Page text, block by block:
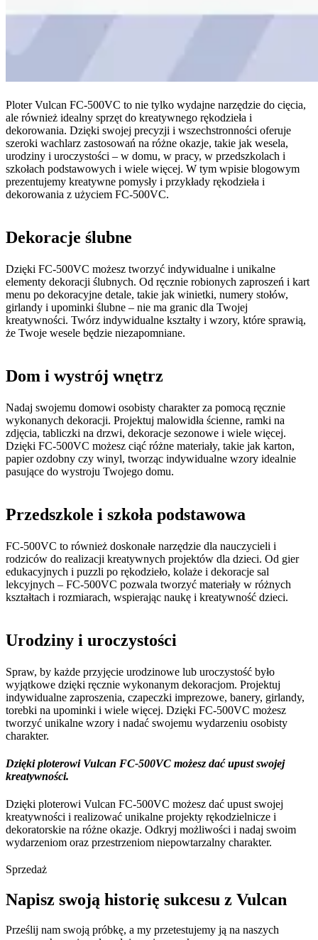
Ploter Vulcan FC-500VC to nie tylko wydajne narzędzie do cięcia,
ale również idealny sprzęt do kreatywnego rękodzieła i
dekorowania. Dzięki swojej precyzji i wszechstronności oferuje
szeroki wachlarz zastosowań na różne okazje, takie jak wesela,
urodziny i uroczystości – w domu, w pracy, w przedszkolach i
szkołach podstawowych i wiele więcej. W tym wpisie blogowym
prezentujemy kreatywne pomysły i przykłady rękodzieła i
dekorowania z użyciem FC-500VC.
Dekoracje ślubne
Dzięki FC-500VC możesz tworzyć indywidualne i unikalne
elementy dekoracji ślubnych. Od ręcznie robionych zaproszeń i kart
menu po dekoracyjne detale, takie jak winietki, numery stołów,
girlandy i upominki ślubne – nie ma granic dla Twojej
kreatywności. Twórz indywidualne kształty i wzory, które sprawią,
że Twoje wesele będzie niezapomniane.
Dom i wystrój wnętrz
Nadaj swojemu domowi osobisty charakter za pomocą ręcznie
wykonanych dekoracji. Projektuj malowidła ścienne, ramki na
zdjęcia, tabliczki na drzwi, dekoracje sezonowe i wiele więcej.
Dzięki FC-500VC możesz ciąć różne materiały, takie jak karton,
papier ozdobny czy winyl, tworząc indywidualne wzory idealnie
pasujące do wystroju Twojego domu.
Przedszkole i szkoła podstawowa
FC-500VC to również doskonałe narzędzie dla nauczycieli i
rodziców do realizacji kreatywnych projektów dla dzieci. Od gier
edukacyjnych i puzzli po rękodzieło, kolaże i dekoracje sal
lekcyjnych – FC-500VC pozwala tworzyć materiały w różnych
kształtach i rozmiarach, wspierając naukę i kreatywność dzieci.
Urodziny i uroczystości
Spraw, by każde przyjęcie urodzinowe lub uroczystość było
wyjątkowe dzięki ręcznie wykonanym dekoracjom. Projektuj
indywidualne zaproszenia, czapeczki imprezowe, banery, girlandy,
torebki na upominki i wiele więcej. Dzięki FC-500VC możesz
tworzyć unikalne wzory i nadać swojemu wydarzeniu osobisty
charakter.
Dzięki ploterowi Vulcan FC-500VC możesz dać upust swojej
kreatywności.
Dzięki ploterowi Vulcan FC-500VC możesz dać upust swojej
kreatywności i realizować unikalne projekty rękodzielnicze i
dekoratorskie na różne okazje. Odkryj możliwości i nadaj swoim
wydarzeniom oraz przestrzeniom niepowtarzalny charakter.
Sprzedaż
Napisz swoją historię sukcesu z Vulcan
Prześlij nam swoją próbkę, a my przetestujemy ją na naszych